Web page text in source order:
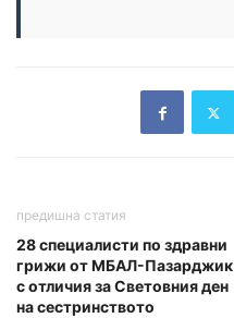
предишна статия
28 специалисти по здравни
грижи от МБАЛ-Пазарджик
с отличия за Световния ден
на сестринството